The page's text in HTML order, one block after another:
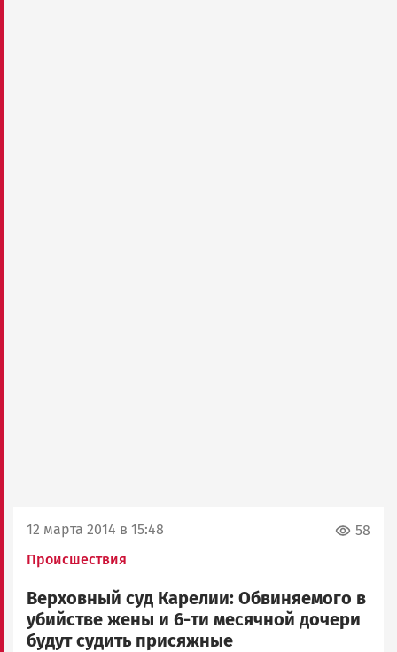
12 марта 2014 в 15:48
Происшествия
58
Верховный суд Карелии: Обвиняемого в
убийстве жены и 6-ти месячной дочери
будут судить присяжные